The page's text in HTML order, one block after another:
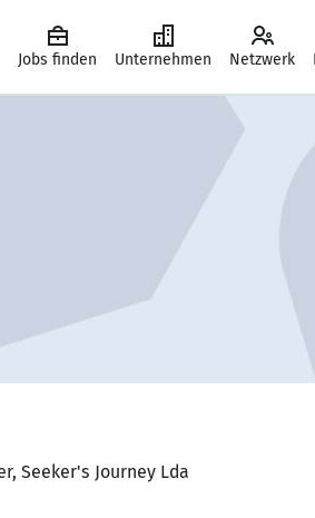
Jobs finden Unternehmen Netzwerk
Seeker's Journey Lda